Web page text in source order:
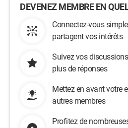
DEVENEZ MEMBRE EN
Connectez-vous
partagent vos intérêts
Suivez vos
plus de réponses
Mettez en avant votre
autres membres
Profitez de